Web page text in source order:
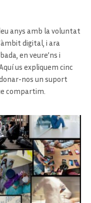
anys amb la voluntat
digital, i ara
en veure’ns i
us expliquem cinc
nos un suport
compartim.